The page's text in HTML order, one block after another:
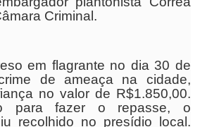
Criminal.
em flagrante no dia 30 de
de ameaça na cidade,
no valor de R$1.850,00.
para fazer o repasse, o
recolhido no presídio local.